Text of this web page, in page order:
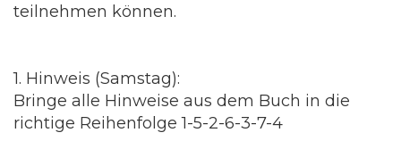
teilnehmen können.
1. Hinweis (Samstag):
Bringe alle Hinweise aus dem Buch in die
richtige Reihenfolge 1-5-2-6-3-7-4